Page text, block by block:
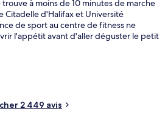
à moins de 10 minutes de marche
d'Halifax et Université
de sport au centre de fitness ne
l'appétit avant d'aller déguster le petit
un bar / salon et un jardin. Le personnel
remportent un franc succès auprès
2 449 avis